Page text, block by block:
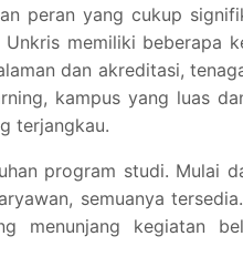
peran yang cukup
memiliki beberapa
dan akreditasi,
kampus yang luas
terjangkau.
program studi. Mulai
semuanya
menunjang kegiatan